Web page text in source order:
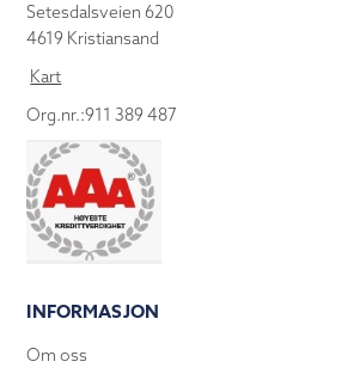
Setesdalsveien 620
4619 Kristiansand
Kart
Org.nr.:911 389 487
INFORMASJON
Om oss